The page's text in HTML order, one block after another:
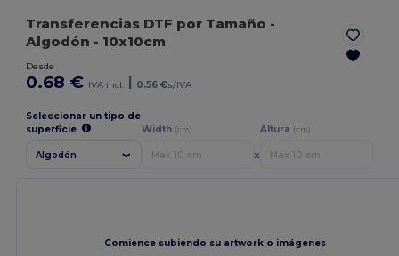
Transferencias DTF por Tamaño -
Algodón - 10x10cm
Desde
0.68 € IVA incl. 0.56 €s/IVA
Seleccionar un tipo de
superficie
Algodón
Width (cm)
x
Altura (cm)
Comience subiendo su artwork o imágenes